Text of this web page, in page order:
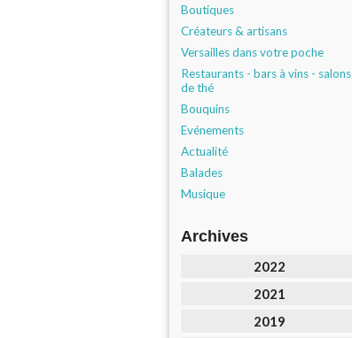
Boutiques
Créateurs & artisans
Versailles dans votre poche
Restaurants - bars à vins - salons
de thé
Bouquins
Evénements
Actualité
Balades
Musique
Archives
2022
2021
2019